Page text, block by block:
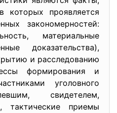
которых проявляется
закономерностей:
материальные
доказательства),
и расследованию
формирования и
уголовного
свидетелем,
приемы